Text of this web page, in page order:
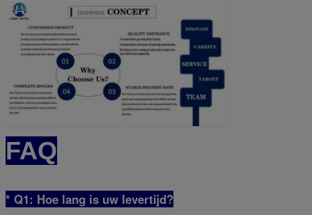
FAQ
* Q1: Hoe lang is uw levertijd?